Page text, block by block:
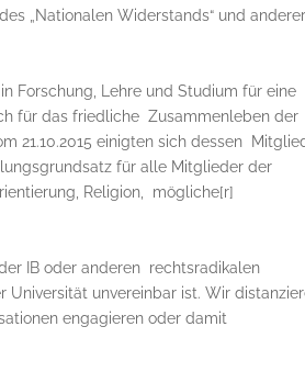
, des „Nationalen Widerstands“ und
Forschung, Lehre und Studium für eine
für das friedliche Zusammenleben der
21.10.2015 einigten sich dessen
für alle Mitglieder der
Religion, mögliche[r]
IB oder anderen rechtsradikalen
unvereinbar ist. Wir
engagieren oder damit